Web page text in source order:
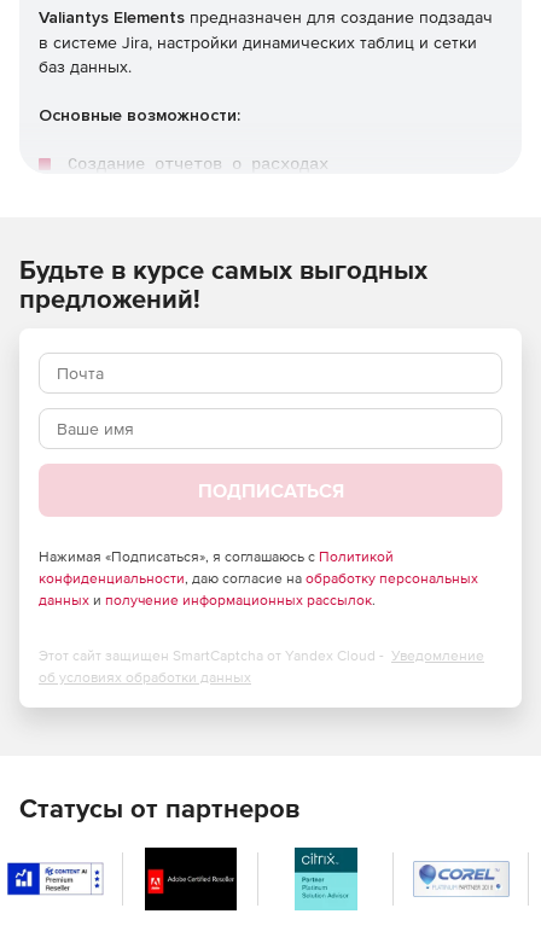
Valiantys Elements предназначен для создание подзадач
в системе Jira, настройки динамических таблиц и сетки
баз данных.
Основные возможности:
Создание отчетов о расходах
дминистрирование баз данных.
Будьте в курсе самых выгодных
предложений!
ПОДПИСАТЬСЯ
Нажимая «Подписаться», я соглашаюсь с Политикой
конфиденциальности, даю согласие на обработку персональных
данных и получение информационных рассылок.
Этот сайт защищен SmartCaptcha от Yandex Cloud - Уведомление
об условиях обработки данных
Статусы от партнеров